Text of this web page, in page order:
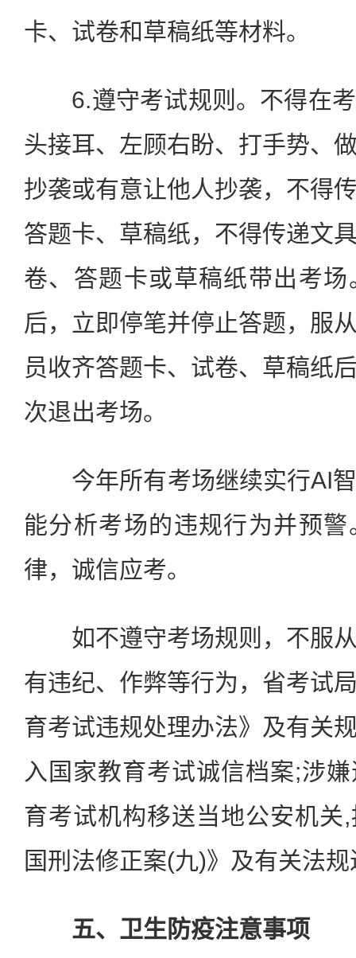
卡、试卷和草稿纸等材料。
6.遵守考试规则。不得在考
头接耳、左顾右盼、打手势、
抄袭或有意让他人抄袭，不得
答题卡、草稿纸，不得传递文
卷、答题卡或草稿纸带出考
后，立即停笔并停止答题，服
员收齐答题卡、试卷、草稿纸
次退出考场。
今年所有考场继续实行AI智
能分析考场的违规行为并预
律，诚信应考。
如不遵守考场规则，不服从
有违纪、作弊等行为，省考试
育考试违规处理办法》及有关
入国家教育考试诚信档案;涉
育考试机构移送当地公安机关
国刑法修正案(九)》及有关法
五、卫生防疫注意事项